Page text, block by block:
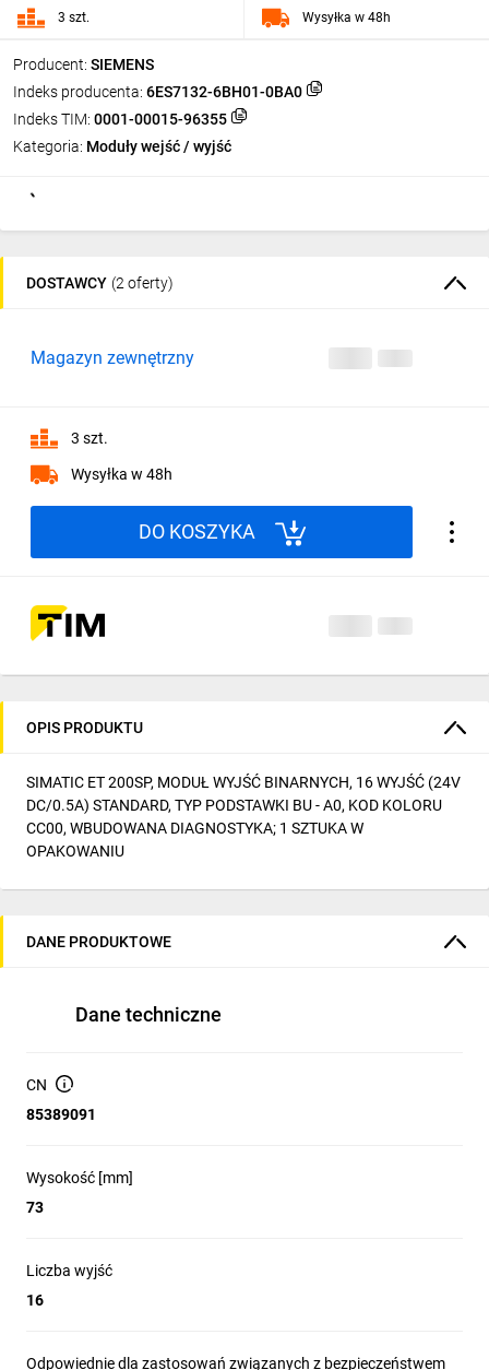
Producent: SIEMENS
Indeks producenta: 6ES7132-6BH01-0BA0
Indeks TIM: 0001-00015-96355
Kategoria: Moduły wejść / wyjść
3 szt. Wysyłka w 48h
DOSTAWCY (2 oferty)
Magazyn zewnętrzny
3 szt.
Wysyłka w 48h
DO KOSZYKA
OPIS PRODUKTU
SIMATIC ET 200SP, MODUŁ WYJŚĆ BINARNYCH, 16 WYJŚĆ (24V
DC/0.5A) STANDARD, TYP PODSTAWKI BU - A0, KOD KOLORU
CC00, WBUDOWANA DIAGNOSTYKA; 1 SZTUKA W
OPAKOWANIU
DANE PRODUKTOWE
Dane techniczne
CN
85389091
Wysokość [mm]
73
Liczba wyjść
16
Odpowiednie dla zastosowań związanych z bezpieczeństwem